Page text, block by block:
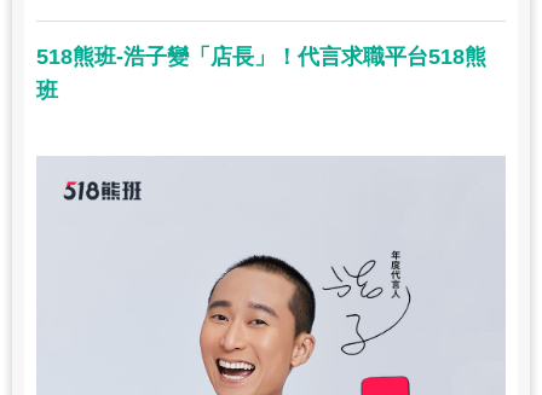
518熊班-浩子變「店長」！代言求職平台518熊
班